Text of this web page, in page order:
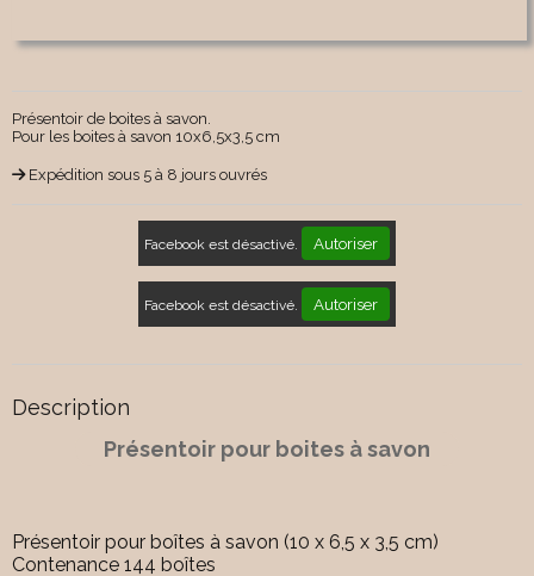
Présentoir de boites à savon.
Pour les boites à savon 10x6,5x3,5 cm
Expédition sous 5 à 8 jours ouvrés
Facebook est désactivé. Autoriser
Facebook est désactivé. Autoriser
Description
Présentoir pour boites à savon
Présentoir pour boîtes à savon (10 x 6,5 x 3,5 cm)
Contenance 144 boîtes